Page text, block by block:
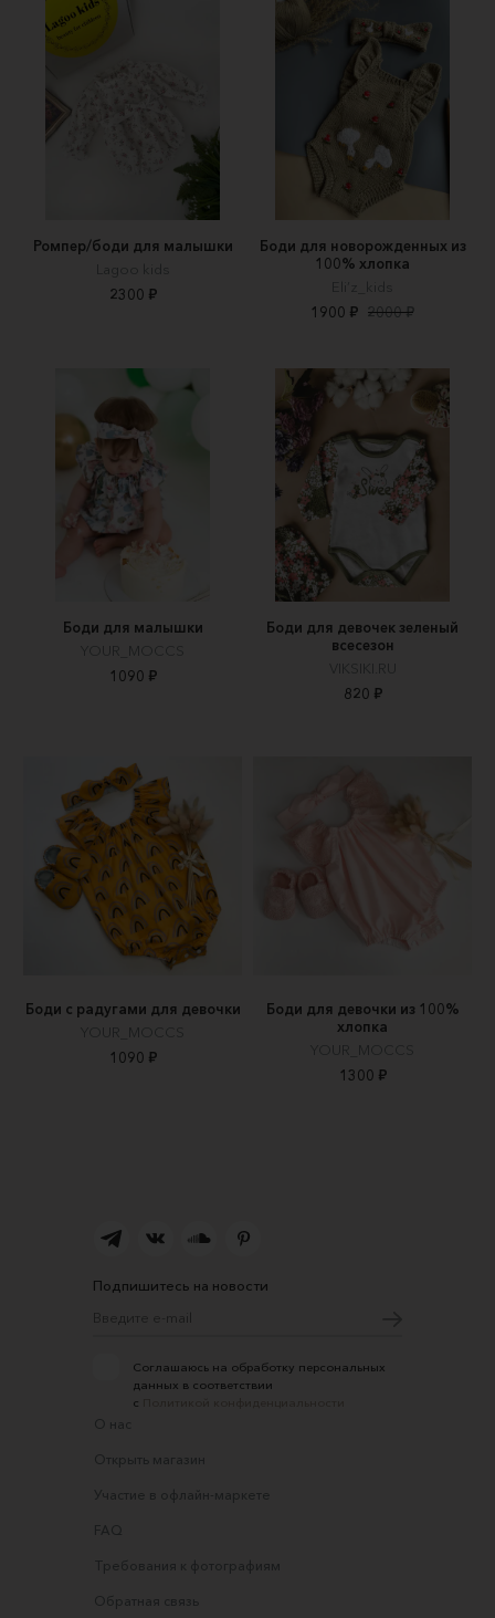
Ромпер/боди для малышки
Lagoo kids
2300 ₽
Боди для новорожденных из
100% хлопка
Eli’z_kids
1900 ₽ 2000 ₽
Боди для малышки
YOUR_MOCCS
1090 ₽
Боди для девочек зеленый
всесезон
VIKSIKI.RU
820 ₽
Боди с радугами для девочки
YOUR_MOCCS
1090 ₽
Боди для девочки из 100%
хлопка
YOUR_MOCCS
1300 ₽
Подпишитесь на новости
Соглашаюсь на обработку персональных
данных в соответствии
с
О нас
Открыть магазин
Участие в офлайн-маркете
FAQ
Требования к фотографиям
Обратная связь